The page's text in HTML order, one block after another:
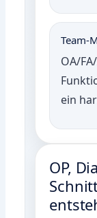
Team-
OA/
ein
OP,